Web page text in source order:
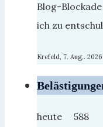
Blog-
ich zu
Krefeld, 7. Aug.. 2026
heute 588